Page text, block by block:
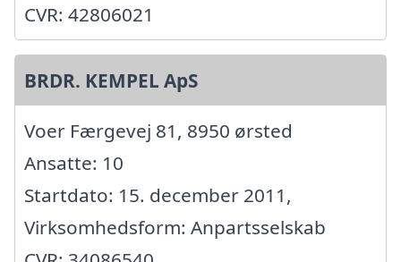
CVR: 42806021
BRDR. KEMPEL ApS
Voer Færgevej 81, 8950 ørsted
Ansatte: 10
Startdato: 15. december 2011,
Virksomhedsform: Anpartsselskab